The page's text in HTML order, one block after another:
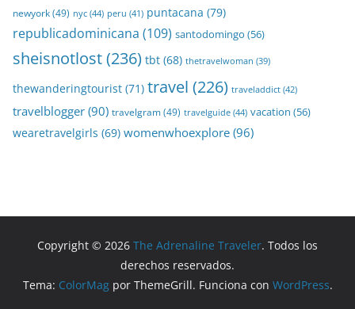
newyork(49) nyc (44) peru (41) puntacana (79)
republicadominicana (109) santodomingo (56)
sheisnotlost(236) tbt (68) thetravelwoman (39)
thewanderingtourist (71) travel (226) traveladdict (42)
travelblogger (90) travelgram(49) travelguide (44) vacation (56)
wearetravelgirls (69) womenwhoexplore(96)
Copyright © 2026 The Adrenaline Traveler. Todos los
derechos reservados.
Tema: ColorMagpor ThemeGrill. Funciona con WordPress.